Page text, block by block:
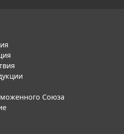
Союза